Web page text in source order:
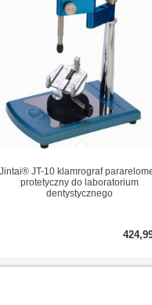
Jintai® JT-10 klamrograf
protetyczny do laboratorium
dentystycznego